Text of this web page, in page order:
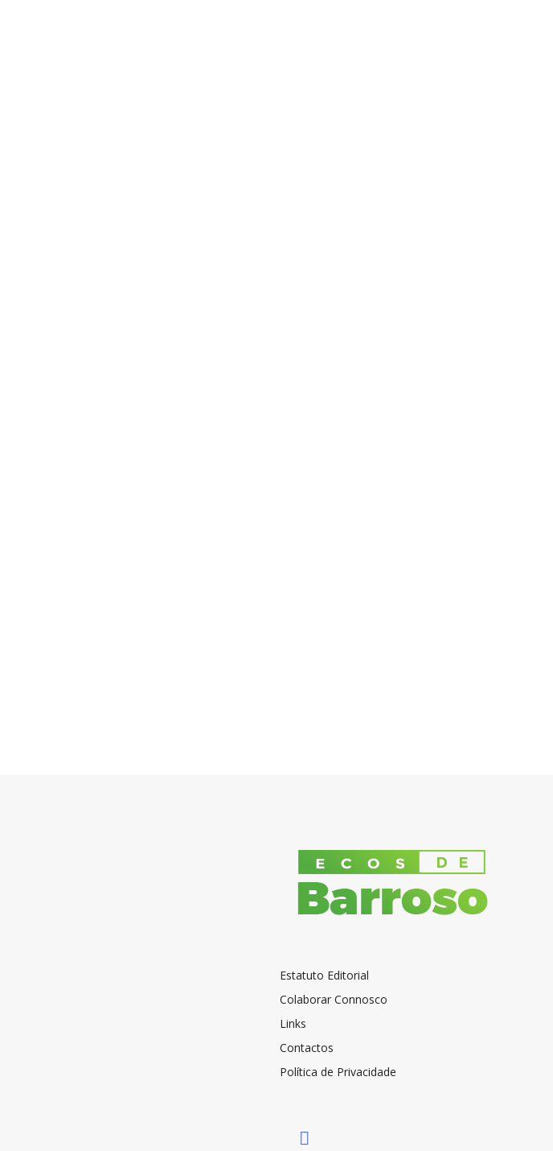
Estatuto Editorial
Colaborar Connosco
Links
Contactos
Política de Privacidade